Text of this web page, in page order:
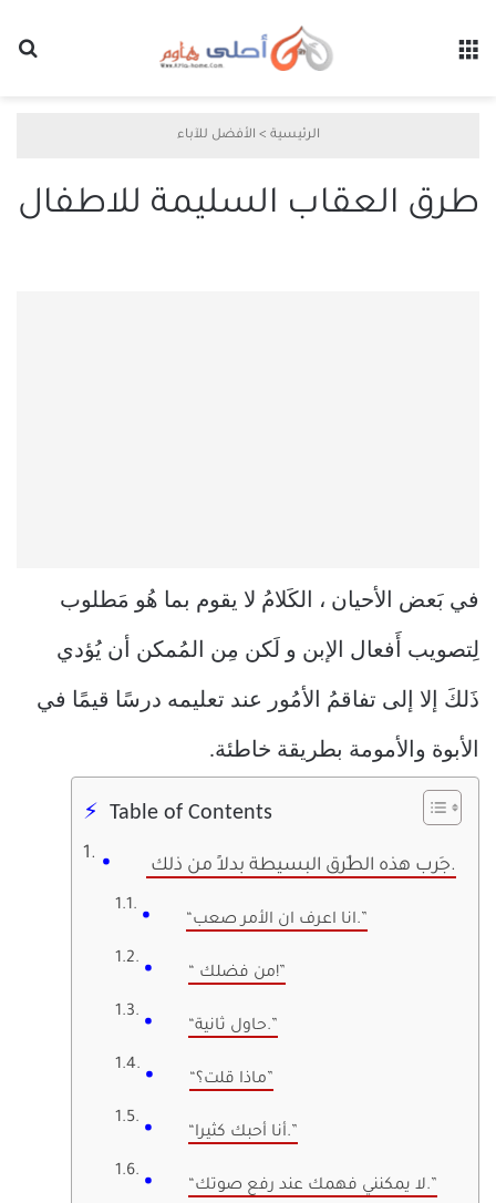
الرئيسية > الأفضل للآباء
طرق العقاب السليمة للاطفال
في بَعض الأحيان ، الكَلامُ لا يقوم بما هُو مَطلوب
لِتصويب أَفعال الإبن و لَكن مِن المُمكن أن يُؤدي
ذَلكَ إلا إلى تفاقمُ الأمُور عند تعليمه درسًا قيمًا في
الأبوة والأمومة بطريقة خاطئة.
Table of Contents
جَرب هذه الطٌرق البسيطة بدلاً من ذلك.
“انا اعرف ان الأمر صعب.”
“ من فضلك!”
“حاول ثانية.”
“ماذا قلت؟”
“أنا أحبك كثيرا.”
“لا يمكنني فهمك عند رفع صوتك.”